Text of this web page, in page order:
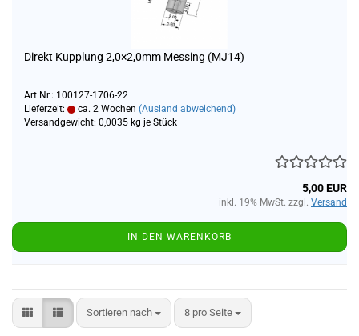
Direkt Kupplung 2,0×2,0mm Messing (MJ14)
Art.Nr.: 100127-1706-22
Lieferzeit:
ca. 2 Wochen (Ausland abweichend)
Versandgewicht: 0,0035 kg je Stück
5,00 EUR
inkl. 19% MwSt. zzgl. Versand
IN DEN WARENKORB
Sortieren nach
Sortieren nach 8 pro Seite
pro Seite